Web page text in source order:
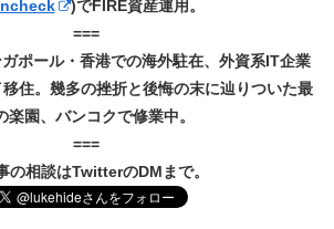
)でFIRE資産運用。
===
ポール・香港での海外駐在、外資系IT企業
住。幾多の挫折と後悔の末に辿りついた最
楽園、バンコクで修業中。
===
の相談はTwitterのDMまで。